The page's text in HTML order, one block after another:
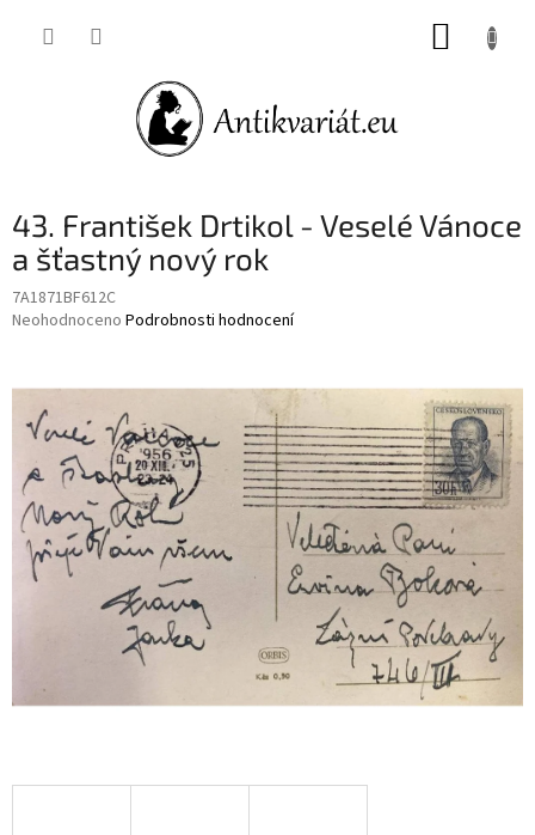
43. František Drtikol - Veselé Vánoce
a šťastný nový rok
7A1871BF612C
Průměrné
je
hvězdiček.
Neohodnoceno Podrobnosti hodnocení